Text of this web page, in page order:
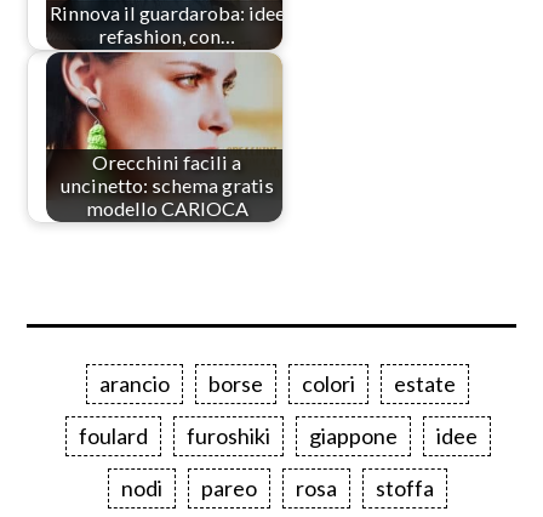
Rinnova il guardaroba: idee
refashion, con…
Orecchini facili a
uncinetto: schema gratis
modello CARIOCA
arancio borse colori
estate
foulard
furoshiki giappone
idee
nodi
pareo rosa stoffa